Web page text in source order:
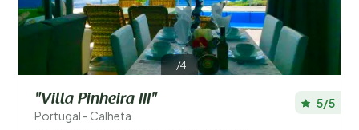
Typ Ferienhaus
Beliebte Filter
Behinderte
1/4
"Villa Pinheira III"
Portugal - Calheta
5/5